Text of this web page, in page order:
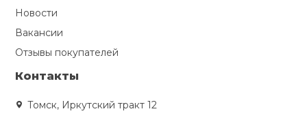
Новости
Вакансии
Отзывы покупателей
Контакты
Томск, Иркутский тракт 12